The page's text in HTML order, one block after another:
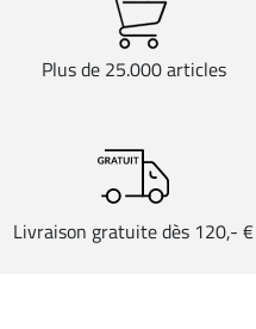
Plus de 25.000 articles
Livraison gratuite dès 120,- €